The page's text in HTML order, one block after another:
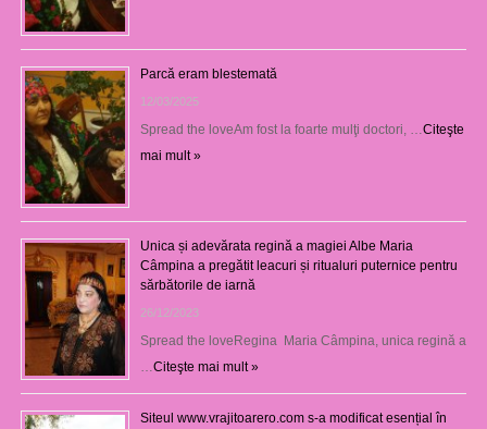
Parcă eram blestemată
12/03/2025
Spread the loveAm fost la foarte mulţi doctori, …Citeşte
mai mult »
Unica și adevărata regină a magiei Albe Maria
Câmpina a pregătit leacuri și ritualuri puternice pentru
sărbătorile de iarnă
26/12/2023
Spread the loveRegina Maria Câmpina, unica regină a
…Citeşte mai mult »
Siteul www.vrajitoarero.com s-a modificat esențial în